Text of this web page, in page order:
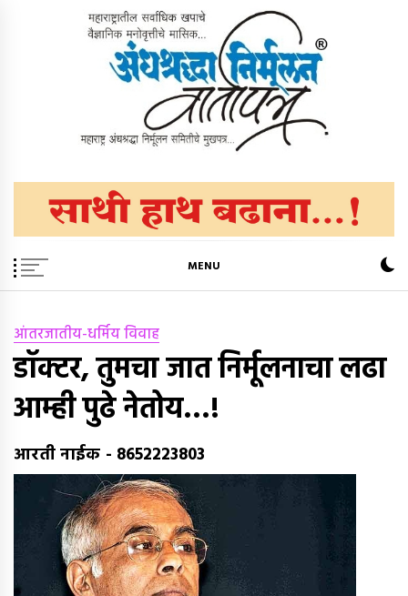
अंधश्रद्धा निर्मूलन वार्तापत्र ®
MENU
आंतरजातीय-धर्मिय विवाह
डॉक्टर, तुमचा जात निर्मूलनाचा लढा
आम्ही पुढे नेतोय…!
आरती नाईक - 8652223803